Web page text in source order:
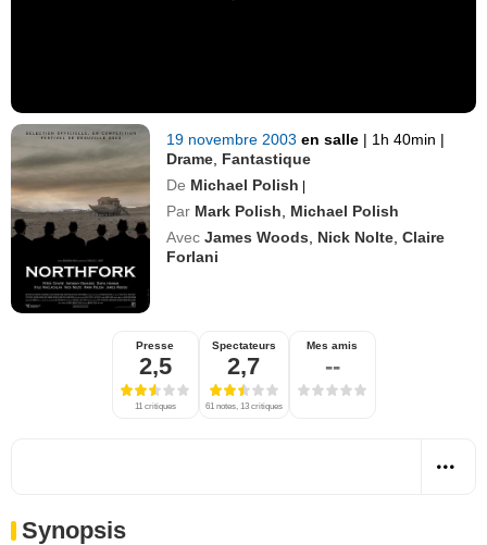
19 novembre 2003en salle | 1h 40min |
Drame Fantastique
De Michael Polish |
Par Mark Polish
Michael Polish
Avec James Woods Nick Nolte ,Claire
Forlani
Presse
2,5
11 critiques
Spectateurs
2,7
61 notes, 13 critiques
Mes amis
--
Synopsis